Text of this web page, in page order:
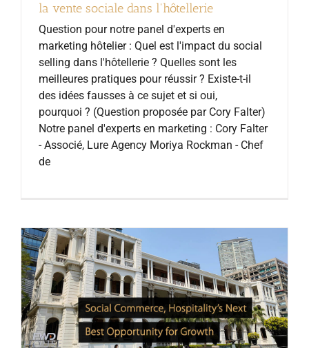
la vente sociale dans l'hôtellerie
Question pour notre panel d'experts en
marketing hôtelier : Quel est l'impact du social
selling dans l'hôtellerie ? Quelles sont les
meilleures pratiques pour réussir ? Existe-t-il
des idées fausses à ce sujet et si oui,
pourquoi ? (Question proposée par Cory Falter)
Notre panel d'experts en marketing : Cory Falter
- Associé, Lure Agency Moriya Rockman - Chef
de